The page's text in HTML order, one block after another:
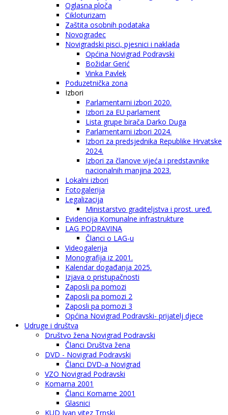
Oglasna ploča
Cikloturizam
Zaštita osobnih podataka
Novogradec
Novigradski pisci, pjesnici i naklada
Općina Novigrad Podravski
Božidar Gerić
Vinka Pavlek
Poduzetnička zona
Izbori
Parlamentarni izbori 2020.
Izbori za EU parlament
Lista grupe birača Darko Duga
Parlamentarni izbori 2024.
Izbori za predsjednika Republike Hrvatske
2024.
Izbori za članove vijeća i predstavnike
nacionalnih manjina 2023.
Lokalni izbori
Fotogalerija
Legalizacija
Ministarstvo graditeljstva i prost. uređ.
Evidencija Komunalne infrastrukture
LAG PODRAVINA
Članci o LAG-u
Videogalerija
Monografija iz 2001.
Kalendar događanja 2025.
Izjava o pristupačnosti
Zaposli pa pomozi
Zaposli pa pomozi 2
Zaposli pa pomozi 3
Općina Novigrad Podravski- prijatelj djece
Udruge i društva
Društvo žena Novigrad Podravski
Članci Društva žena
DVD - Novigrad Podravski
Članci DVD-a Novigrad
VZO Novigrad Podravski
Komarna 2001
Članci Komarne 2001
Glasnici
KUD Ivan vitez Trnski